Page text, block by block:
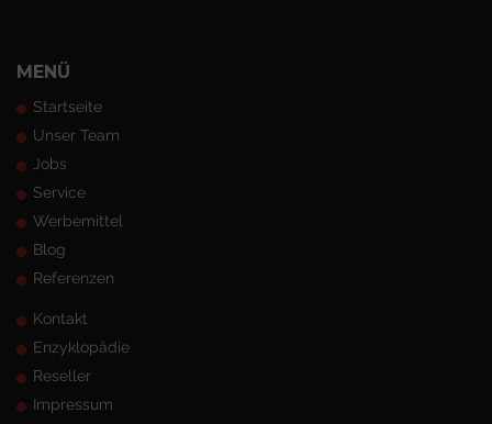
MENÜ
Startseite
Unser Team
Jobs
Service
Werbemittel
Blog
Referenzen
Kontakt
Enzyklopädie
Reseller
Impressum